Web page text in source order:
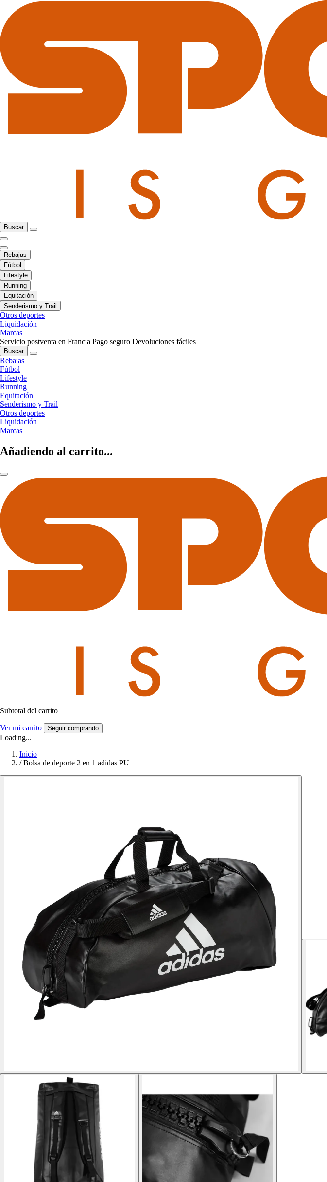
Buscar
Rebajas
Fútbol
Lifestyle
Running
Equitación
Senderismo y Trail
Otros deportes
Liquidación
Marcas
Servicio postventa en Francia Pago seguro Devoluciones fáciles
Buscar
Rebajas
Fútbol
Lifestyle
Running
Equitación
Senderismo y Trail
Otros deportes
Liquidación
Marcas
Añadiendo al carrito...
Subtotal del carrito
Ver mi carrito Seguir comprando
Loading...
Inicio
/ Bolsa de deporte 2 en 1 adidas PU